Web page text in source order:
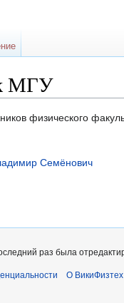
МГУ
физического
Семёнович
раз была
О ВикиФизтех